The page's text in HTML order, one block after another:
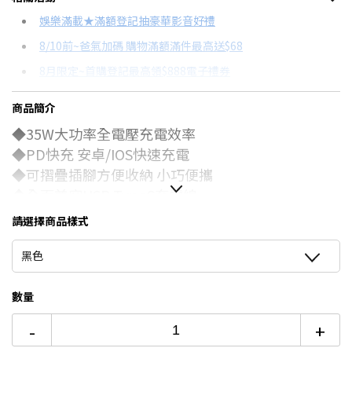
信用卡分期
分期數
12期
24期
每期金額
$11
配合銀行/業者
娛樂滿載★滿額登記抽豪華影音好禮
8/10前~爸氣加碼 購物滿額滿件最高送$68
8月限定~首購登記最高領$888電子禮券
台灣大哥大Open Possible聯名卡滿額最高回饋25%
更多信用卡分期0利率滿額享回饋
商品簡介
◆35W大功率全電壓充電效率
◆PD快充 安卓/IOS快速充電
◆可摺疊插腳方便收納 小巧便攜
充電線
◆智慧保護裝置使用穩定更安全
◆GaN氮化鎵半導體 高效運作
◆適用於手機 平板 行動電源…等產品
請選擇商品樣式
黑色
數量
- +